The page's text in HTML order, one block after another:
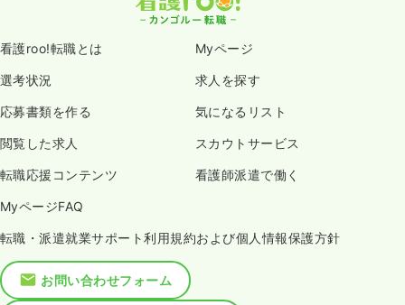
看護roo!転職とは Myページ
選考状況 求人を探す
応募書類を作る 気になるリスト
閲覧した求人 スカウトサービス
転職応援コンテンツ 看護師派遣で働く
MyページFAQ
転職・派遣就業サポート利用規約および個人情報保護方針
お問い合わせフォーム